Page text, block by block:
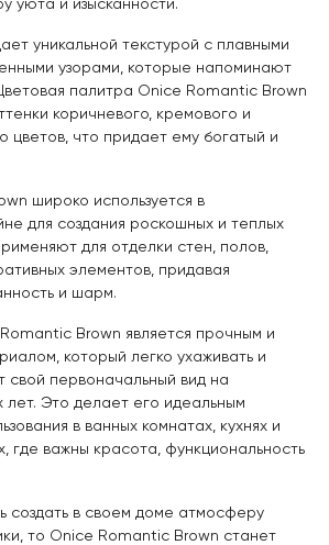
уюта и изысканности.
уникальной текстурой с плавными
узорами, которые напоминают
палитра Onice Romantic Brown
коричневого, кремового и
цветов, что придает ему богатый и
широко используется в
для создания роскошных и теплых
для отделки стен, полов,
элементов, придавая
и шарм.
Brown является прочным и
который легко ухаживать и
свой первоначальный вид на
лет. Это делает его идеальным
в ванных комнатах, кухнях и
где важны красота, функциональность
создать в своем доме атмосферу
то Onice Romantic Brown станет